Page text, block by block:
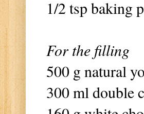
1/2 tsp baking
For the filling
500 g natural
300 ml double